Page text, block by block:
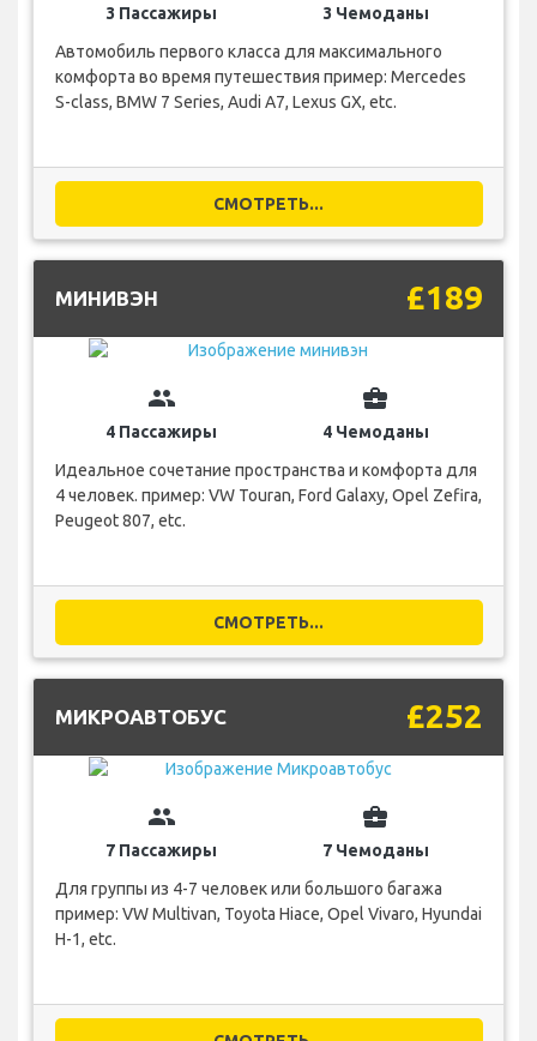
3 Пассажиры
3 Чемоданы
Автомобиль первого класса для максимального
комфорта во время путешествия пример: Mercedes
S-class, BMW 7 Series, Audi A7, Lexus GX, etc.
СМОТРЕТЬ...
МИНИВЭН £189
group
4 Пассажиры
business_center
4 Чемоданы
Идеальное сочетание пространства и комфорта для
4 человек. пример: VW Touran, Ford Galaxy, Opel Zefira,
Peugeot 807, etc.
СМОТРЕТЬ...
МИКРОАВТОБУС £252
group
7 Пассажиры
business_center
7 Чемоданы
Для группы из 4-7 человек или большого багажа
пример: VW Multivan, Toyota Hiace, Opel Vivaro, Hyundai
H-1, etc.